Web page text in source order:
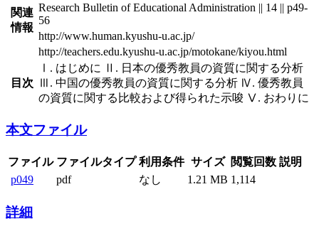
関連
情報
Research Bulletin of Educational Administration || 14 || p49-
56
http://www.human.kyushu-u.ac.jp/
http://teachers.edu.kyushu-u.ac.jp/motokane/kiyou.html
目次
Ⅰ. はじめに Ⅱ. 日本の優秀教員の資質に関する分析
Ⅲ. 中国の優秀教員の資質に関する分析 Ⅳ. 優秀教員
の資質に関する比較および得られた示唆 Ⅴ. おわりに
本文ファイル
ファイル ファイルタイプ 利用条件 サイズ 閲覧回数 説明
p049
pdf なし 1.21 MB 1,114
詳細